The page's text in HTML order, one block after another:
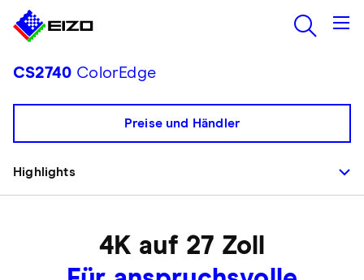
CS2740 ColorEdge
Highlights
Preise und Händler
4K auf 27 Zoll